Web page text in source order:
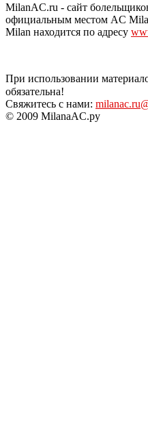
MilanAC.ru - сайт
официальным местом AC
Milan находится по адресу
При использовании
обязательна!
Свяжитесь с нами:
© 2009 MilanaAC.ру